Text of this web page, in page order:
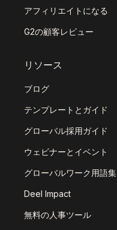
アフィリエイトになる
G2の顧客レビュー
リソース
ブログ
テンプレートとガイド
グローバル採用ガイド
ウェビナーとイベント
グローバルワーク用語集
Deel Impact
無料の人事ツール